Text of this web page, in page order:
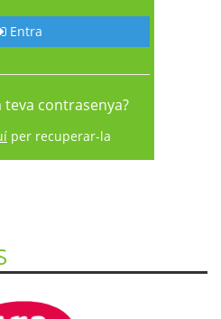
Entra
teva contrasenya?
per recuperar-la